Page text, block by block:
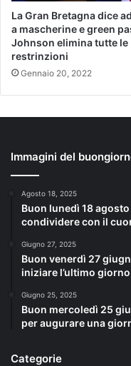
La Gran Bretagna dice
a mascherine e green
Johnson elimina tutte le
restrinzioni
Gennaio 20, 2022
Immagini del
Agosto 18, 2025
Buon lunedì 18
condividere con il
Giugno 27, 2025
Buon venerdì 27
iniziare l’ultimo
Giugno 25, 2025
Buon mercoledì 25
per augurare una
Categorie